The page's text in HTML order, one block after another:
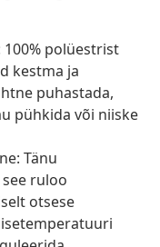
polüestrist
kestma ja
puhastada,
pühkida või niiske
Tänu
ruloo
otsese